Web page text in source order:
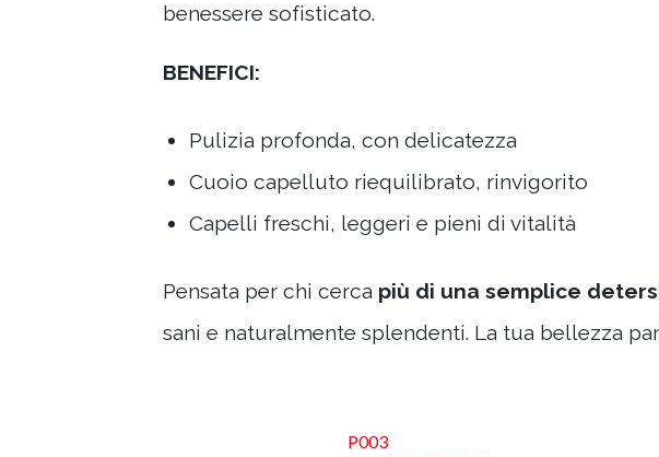
benessere sofisticato.
BENEFICI:
Pulizia profonda, con delicatezza
Cuoio capelluto riequilibrato, rinvigorito
Capelli freschi, leggeri e pieni di vitalità
Pensata per chi cerca più di una semplice
sani e naturalmente splendenti. La tua bellezza
P003